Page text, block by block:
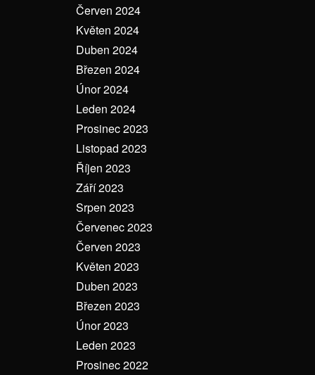
Červen 2024
Květen 2024
Duben 2024
Březen 2024
Únor 2024
Leden 2024
Prosinec 2023
Listopad 2023
Říjen 2023
Září 2023
Srpen 2023
Červenec 2023
Červen 2023
Květen 2023
Duben 2023
Březen 2023
Únor 2023
Leden 2023
Prosinec 2022